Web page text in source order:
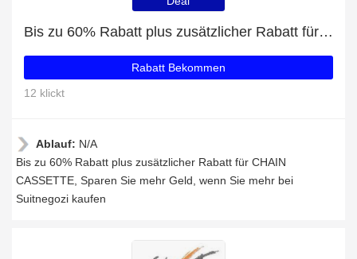
Bis zu 60% Rabatt plus zusätzlicher Rabatt für CHAIN CASSETTE
Rabatt Bekommen
12 klickt
Ablauf: N/A
Bis zu 60% Rabatt plus zusätzlicher Rabatt für CHAIN
CASSETTE, Sparen Sie mehr Geld, wenn Sie mehr bei
Suitnegozi kaufen